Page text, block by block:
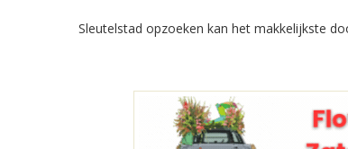
Sleutelstad opzoeken kan het makkelijkste